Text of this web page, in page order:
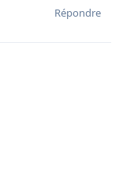
Répondre